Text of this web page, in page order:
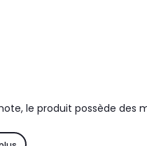
le produit possède des